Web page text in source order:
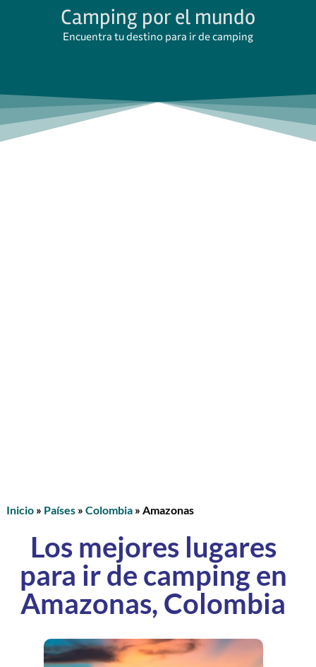
Camping por el mundo
Encuentra tu destino para ir de camping
Inicio» Países» Colombia» Amazonas
Los mejores lugares
para ir de camping en
Amazonas, Colombia